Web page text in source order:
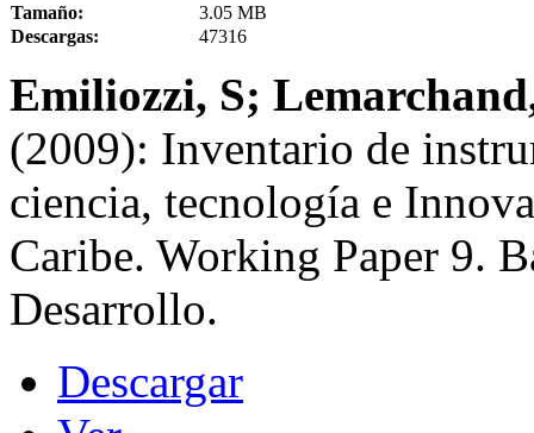
Tamaño:
3.05 MB
Descargas:
47316
Emiliozzi, S;
(2009): Inventario de
ciencia, tecnología e
Caribe. Working Paper 9.
Desarrollo.
Descargar